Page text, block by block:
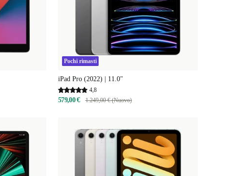
Pochi rimasti
iPad Pro (2022) | 11.0"
4,8
579,00 € 1.249,00 € (Nuovo)